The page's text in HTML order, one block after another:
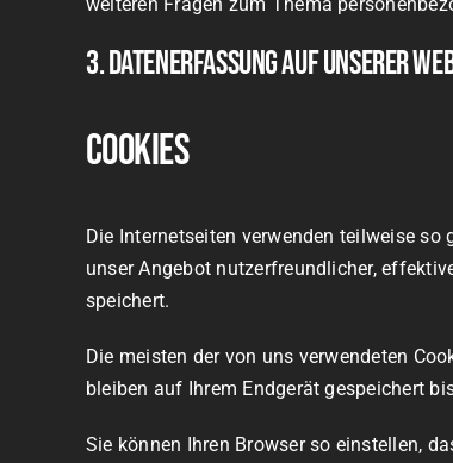
3. Datenerfassung auf unserer
Cookies
Die Internetseiten verwenden teilweise
unser Angebot nutzerfreundlicher,
speichert.
Die meisten der von uns verwendeten
bleiben auf Ihrem Endgerät gespeichert
Sie können Ihren Browser so einstellen,